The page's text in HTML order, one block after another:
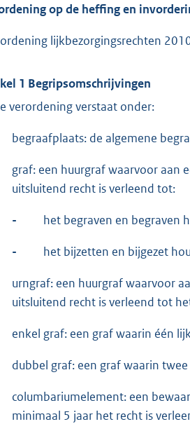
op de heffing en
lijkbezorgingsrechten
1 Begripsomschrijvingen
verordening verstaat onder:
begraafplaats: de algemene
graf: een huurgraf waarvoor aan
uitsluitend recht is verleend tot:
- het begraven en begraven
- het bijzetten en bijgezet
urngraf: een huurgraf waarvoor
uitsluitend recht is verleend tot
enkel graf: een graf waarin één
dubbel graf: een graf waarin
columbariumelement: een
minimaal 5 jaar het recht is